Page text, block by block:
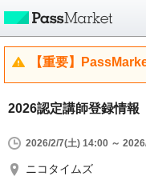
【重要】
2026認定講師登録情報
2026/2/7(土) 14:00 ～
ニコタイムズ